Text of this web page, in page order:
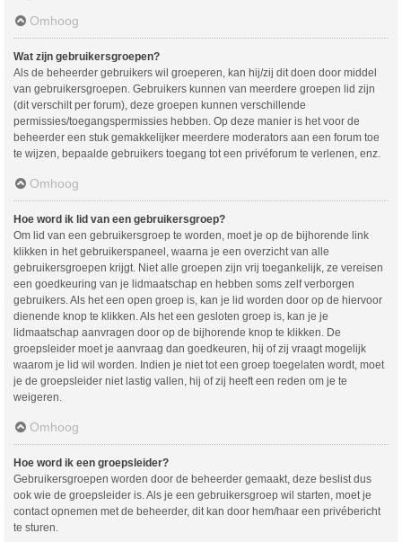
Omhoog
Wat zijn gebruikersgroepen?
Als de beheerder gebruikers wil groeperen, kan hij/zij dit doen door middel
van gebruikersgroepen. Gebruikers kunnen van meerdere groepen lid zijn
(dit verschilt per forum), deze groepen kunnen verschillende
permissies/toegangspermissies hebben. Op deze manier is het voor de
beheerder een stuk gemakkelijker meerdere moderators aan een forum toe
te wijzen, bepaalde gebruikers toegang tot een privéforum te verlenen, enz.
Omhoog
Hoe word ik lid van een gebruikersgroep?
Om lid van een gebruikersgroep te worden, moet je op de bijhorende link
klikken in het gebruikerspaneel, waarna je een overzicht van alle
gebruikersgroepen krijgt. Niet alle groepen zijn vrij toegankelijk, ze vereisen
een goedkeuring van je lidmaatschap en hebben soms zelf verborgen
gebruikers. Als het een open groep is, kan je lid worden door op de hiervoor
dienende knop te klikken. Als het een gesloten groep is, kan je je
lidmaatschap aanvragen door op de bijhorende knop te klikken. De
groepsleider moet je aanvraag dan goedkeuren, hij of zij vraagt mogelijk
waarom je lid wil worden. Indien je niet tot een groep toegelaten wordt, moet
je de groepsleider niet lastig vallen, hij of zij heeft een reden om je te
weigeren.
Omhoog
Hoe word ik een groepsleider?
Gebruikersgroepen worden door de beheerder gemaakt, deze beslist dus
ook wie de groepsleider is. Als je een gebruikersgroep wil starten, moet je
contact opnemen met de beheerder, dit kan door hem/haar een privébericht
te sturen.